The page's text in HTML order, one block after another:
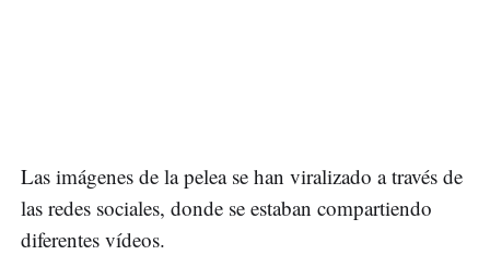
Las imágenes de la pelea se han viralizado a través de
las redes sociales, donde se estaban compartiendo
diferentes vídeos.